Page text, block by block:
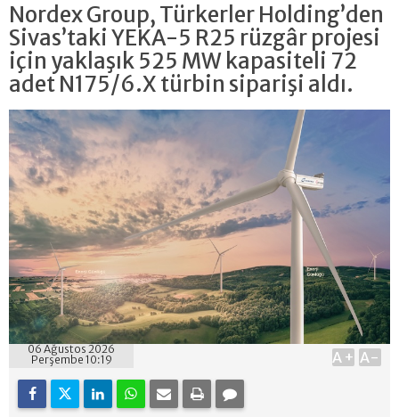
Nordex Group, Türkerler Holding’den
Sivas’taki YEKA-5 R25 rüzgâr projesi
için yaklaşık 525 MW kapasiteli 72
adet N175/6.X türbin siparişi aldı.
06 Ağustos 2026
Perşembe 10:19
A+ A-